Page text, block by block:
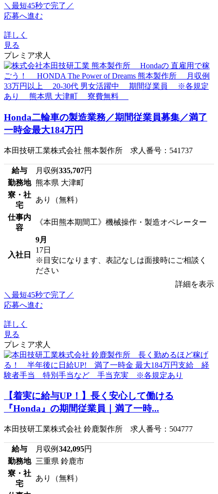
＼最短45秒で完了／
応募へ進む
詳しく
見る
プレミア求人
Honda二輪車の製造業務／期間従業員募集／満了
一時金最大184万円
本田技研工業株式会社 熊本製作所 求人番号：541737
給与 月収例 335,707円
勤務地 熊本県 大津町
寮・社
宅
あり（無料）
仕事内
容
《本田熊本期間工》機械操作・製造オペレーター
入社日
9月
17日
※目安になります、表記なしは面接時にご相談く
ださい
詳細を表示
＼最短45秒で完了／
応募へ進む
詳しく
見る
プレミア求人
【着実に給与UP！】長く安心して働ける
『Honda』の期間従業員｜満了一時...
本田技研工業株式会社 鈴鹿製作所 求人番号：504777
給与 月収例 342,095円
勤務地 三重県 鈴鹿市
寮・社
宅
あり（無料）